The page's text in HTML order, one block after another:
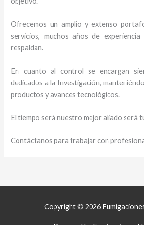
Ofrecemos un amplio y extenso
servicios, muchos años de
respaldan.
En cuanto al control se encargan
dedicados a la Investigación,
productos y avances tecnológicos.
El tiempo será nuestro mejor aliado será
Contáctanos para trabajar con
Copyright © 2026